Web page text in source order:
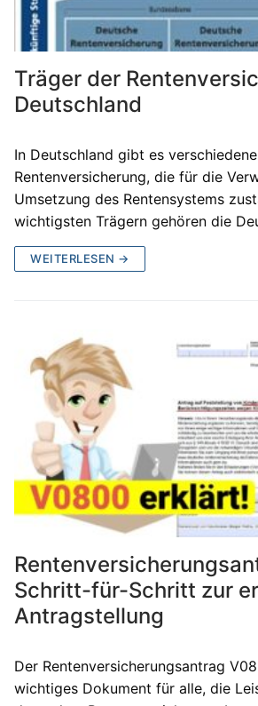
Träger der
Deutschland
In Deutschland gibt es
Rentenversicherung, die für die
Umsetzung des Rentensystems
wichtigsten Trägern gehören die
WEITERLESEN →
Schritt-für-Schritt zur
Antragstellung
Der Rentenversicherungsantrag
wichtiges Dokument für alle, die